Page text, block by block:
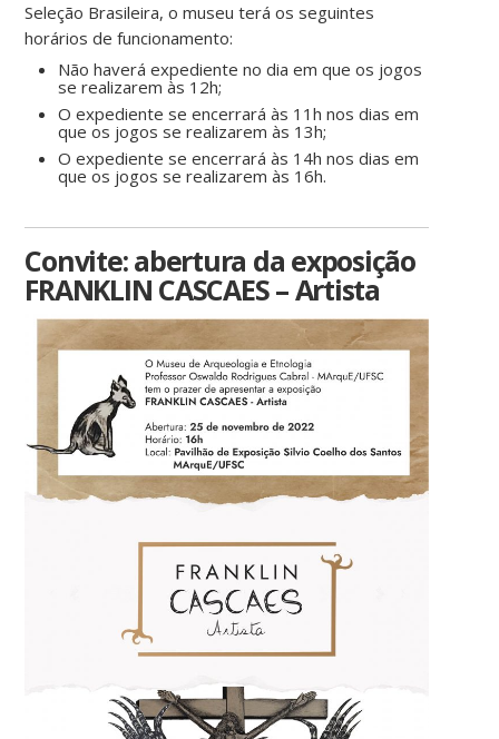
Seleção Brasileira, o museu terá os seguintes
horários de funcionamento:
Não haverá expediente no dia em que os jogos
se realizarem às 12h;
O expediente se encerrará às 11h nos dias em
que os jogos se realizarem às 13h;
O expediente se encerrará às 14h nos dias em
que os jogos se realizarem às 16h.
Convite: abertura da exposição
FRANKLIN CASCAES – Artista